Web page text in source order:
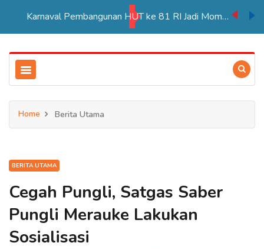
Karnaval Pembangunan HUT ke 81 RI Jadi Momentum Perkuat Persatuan di Merauke
Home Berita Utama
BERITA UTAMA
Cegah Pungli, Satgas Saber
Pungli Merauke Lakukan
Sosialisasi